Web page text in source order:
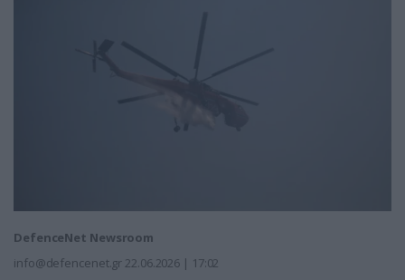
DefenceNet Newsroom
info@defencenet.gr 22.06.2026 | 17:02